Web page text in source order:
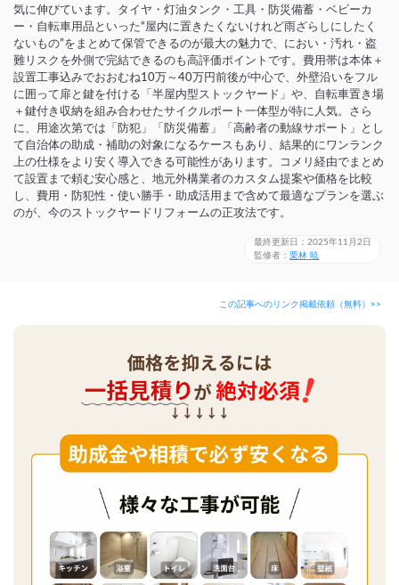
気に伸びています。タイヤ・灯油タンク・工具・防災備蓄・ベビーカ
ー・自転車用品といった“屋内に置きたくないけれど雨ざらしにしたく
ないもの”をまとめて保管できるのが最大の魅力で、におい・汚れ・盗
難リスクを外側で完結できるのも高評価ポイントです。費用帯は本体＋
設置工事込みでおおむね10万～40万円前後が中心で、外壁沿いをフル
に囲って扉と鍵を付ける「半屋内型ストックヤード」や、自転車置き場
＋鍵付き収納を組み合わせたサイクルポート一体型が特に人気。さら
に、用途次第では「防犯」「防災備蓄」「高齢者の動線サポート」とし
て自治体の助成・補助の対象になるケースもあり、結果的にワンランク
上の仕様をより安く導入できる可能性があります。コメリ経由でまとめ
て設置まで頼む安心感と、地元外構業者のカスタム提案や価格を比較
し、費用・防犯性・使い勝手・助成活用まで含めて最適なプランを選ぶ
のが、今のストックヤードリフォームの正攻法です。
最終更新日：2025年11月2日
監修者： 栗林 暁
この記事へのリンク掲載依頼（無料）>>